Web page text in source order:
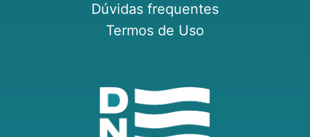
Dúvidas frequentes
Termos de Uso